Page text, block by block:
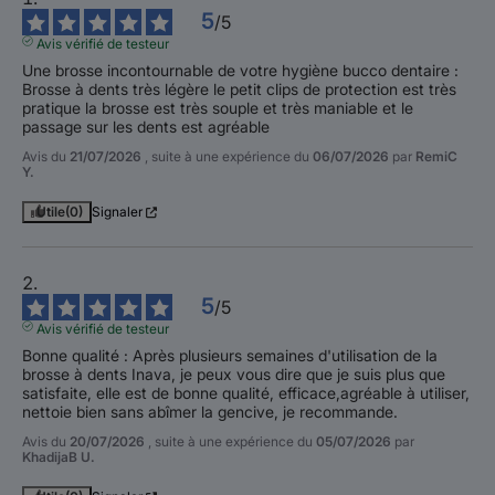
5/5
Avis vérifié de testeur
Une brosse incontournable de votre hygiène bucco dentaire :
Brosse à dents très légère le petit clips de protection est très
pratique la brosse est très souple et très maniable et le
passage sur les dents est agréable
Avis du 21/07/2026 , suite à une expérience du 06/07/2026 par RemiC
Y.
Utile(0) Signaler
5/5
Avis vérifié de testeur
Bonne qualité : Après plusieurs semaines d'utilisation de la
brosse à dents Inava, je peux vous dire que je suis plus que
satisfaite, elle est de bonne qualité, efficace,agréable à utiliser,
nettoie bien sans abîmer la gencive, je recommande.
Avis du 20/07/2026 , suite à une expérience du 05/07/2026 par
KhadijaB U.